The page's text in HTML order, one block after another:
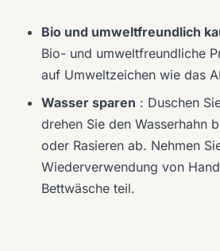
Bio und umweltfreundlich
Bio- und umweltfreundliche
auf Umweltzeichen wie das
Wasser sparen : Duschen
drehen Sie den Wasserhahn
oder Rasieren ab. Nehmen
Wiederverwendung von
Bettwäsche teil.